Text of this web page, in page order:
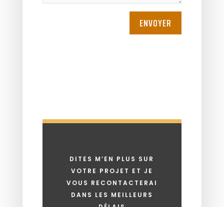
ENVOYER
DITES M’EN PLUS SUR
VOTRE PROJET ET JE
VOUS RECONTACTERAI
DANS LES MEILLEURS